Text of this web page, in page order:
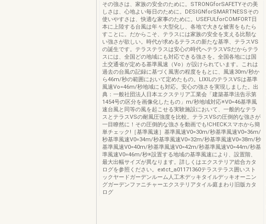
その強さは、家族の安全のために。STRONGforSAFETYその美
しさは、心地よい毎日のために。DESIGNforSMARTNESSその
使いやすさは、快適な家事のために。USEFULforCOMFORT日
本に上陸する台風は年々大型化し、各地で大きな被害をもたら
すことに。だからこそ、テラスには家族の安全を支える比類な
い強さが欲しい。時代が求めるテラスの新たな基準、テラスVS
の誕生です。テラステラスは安心の時代へテラスVSだからテラ
スには、全国どの地域にも対応できる強さを。全国各地には国
土交通省が定める基準風速（Vo）が設けられています。これは
過去の台風の記録に基づく風害の程度をもとに、風速30m/秒か
ら46m/秒の範囲において定めたもの。LIXILのテラスVSは基準
風速Vo=46m/秒地域にも対応。安心の強さを実現しました。出
典：一般社団法人日本エクステリア工業会「建築基準法告示第
1454号の区分を画像化したもの」m/秒地域対応※V0=46基準風
速台風と同等の風を起こせる実験施設において、一般的なテラ
スとテラスVSの耐風圧強度を比較。テラスVSの圧倒的な強さが
一目瞭然に！その圧倒的な強さを動画でも!CHECKスマホから簡
単チェック!［基準風速］基準風速V0=30m/秒基準風速V0=36m/
秒基準風速V0=34m/秒基準風速V0=32m/秒基準風速V0=38m/秒
基準風速V0=40m/秒基準風速V0=42m/秒基準風速V0=44m/秒基
準風速V0=46m/秒※設置する地域の基準風速により、設置階、
最大出幅サイズが異なります。詳しくはエクステリア総合カタ
ログを参照ください。extct_a01171360テラステラス囲いスト
ックヤードガーデンルーム人工木デッキタイルデッキオーニン
グガーデンファニチャーエクステリアタイル庭まわり旧版カタ
ログ